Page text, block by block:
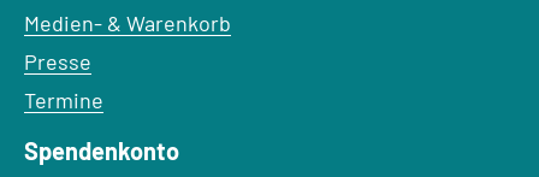
Medien- & Warenkorb
Presse
Termine
Spendenkonto